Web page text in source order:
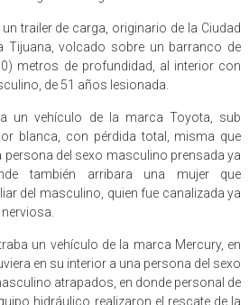
un trailer de carga, originario de la Ciudad
Tijuana, volcado sobre un barranco de
metros de profundidad, al interior con
de 51 años lesionada.
un vehículo de la marca Toyota, sub
blanca, con pérdida total, misma que
persona del sexo masculino prensada ya
también arribara una mujer que
del masculino, quien fue canalizada ya
un vehículo de la marca Mercury, en
en su interior a una persona del sexo
atrapados, en donde personal de
hidráulico realizaron el rescate de la